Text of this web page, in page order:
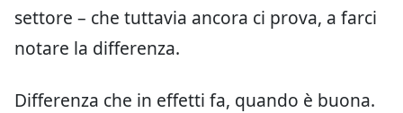
settore – che tuttavia ancora ci prova, a farci
notare la differenza.
Differenza che in effetti fa, quando è buona.